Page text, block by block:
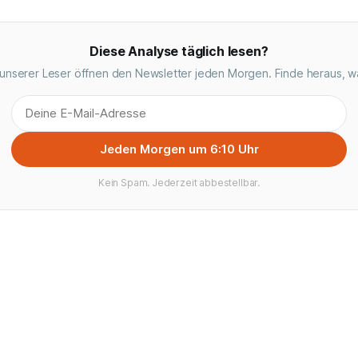
Diese Analyse täglich lesen?
Leser öffnen den Newsletter jeden Morgen. Finde heraus,
Jeden Morgen um 6:10 Uhr
Kein Spam. Jederzeit abbestellbar.